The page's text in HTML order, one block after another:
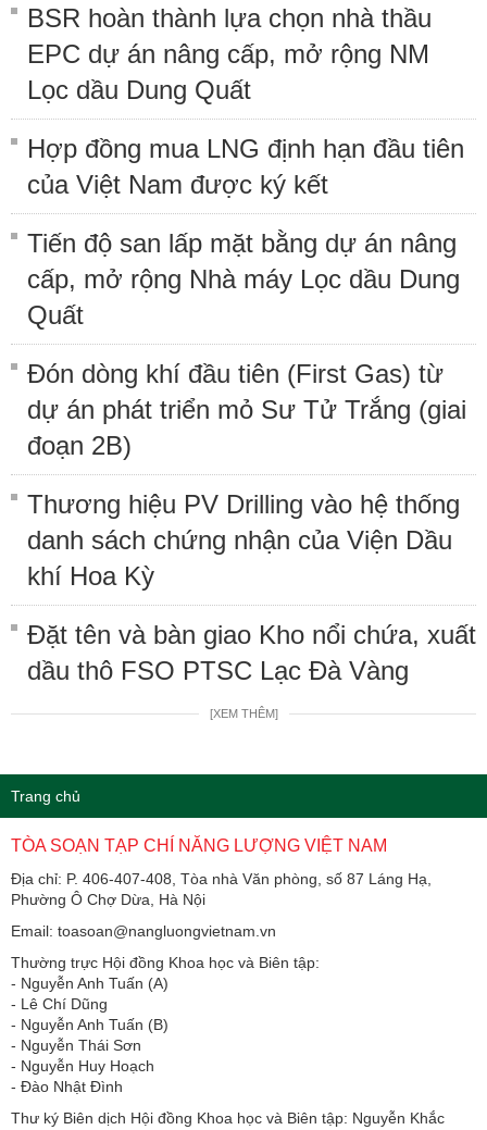
BSR hoàn thành lựa chọn nhà thầu
EPC dự án nâng cấp, mở rộng NM
Lọc dầu Dung Quất
Hợp đồng mua LNG định hạn đầu tiên
của Việt Nam được ký kết
Tiến độ san lấp mặt bằng dự án nâng
cấp, mở rộng Nhà máy Lọc dầu Dung
Quất
Đón dòng khí đầu tiên (First Gas) từ
dự án phát triển mỏ Sư Tử Trắng (giai
đoạn 2B)
Thương hiệu PV Drilling vào hệ thống
danh sách chứng nhận của Viện Dầu
khí Hoa Kỳ
Đặt tên và bàn giao Kho nổi chứa, xuất
dầu thô FSO PTSC Lạc Đà Vàng
[XEM THÊM]
Trang chủ
TÒA SOẠN TẠP CHÍ NĂNG LƯỢNG VIỆT NAM
Địa chỉ: P. 406-407-408, Tòa nhà Văn phòng, số 87 Láng Hạ,
Phường Ô Chợ Dừa, Hà Nội
Email: toasoan@nangluongvietnam.vn
Thường trực Hội đồng Khoa học và Biên tập:
​​​​​​- Nguyễn Anh Tuấn (A)
- Lê Chí Dũng
- Nguyễn Anh Tuấn (B)
- Nguyễn Thái Sơn
- Nguyễn Huy Hoạch
- Đào Nhật Đình
Thư ký Biên dịch Hội đồng Khoa học và Biên tập: Nguyễn Khắc